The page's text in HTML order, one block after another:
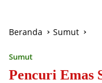
Beranda Sumut
Sumut
Pencuri Emas